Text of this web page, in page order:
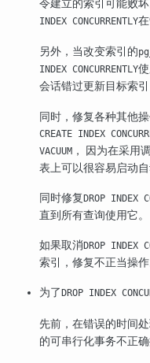
令建立的索引可能败
INDEX CONCURRENTLY
另外，当改变索引的
INDEX CONCURRENTLY
会话错过更新目标索
同时，修复各种其他
CREATE INDEX
VACUUM ， 因为在采用
表上可以很容易启动自
同时修复DROP INDEX
直到所有查询使用它。
如果取消 DROP INDEX
索引，修复不正当操作
为了 DROP INDEX
先前，在错误的时间
的可串行化事务不正确